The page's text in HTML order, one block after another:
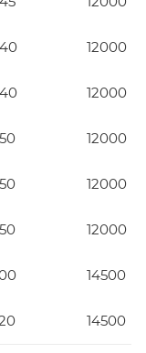
12000
12000
12000
12000
12000
14500
14500